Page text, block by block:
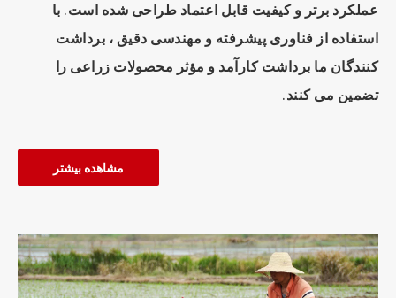
عملکرد برتر و کیفیت قابل اعتماد طراحی شده است. با
استفاده از فناوری پیشرفته و مهندسی دقیق ، برداشت
کنندگان ما برداشت کارآمد و مؤثر محصولات زراعی را
تضمین می کنند.
مشاهده بیشتر